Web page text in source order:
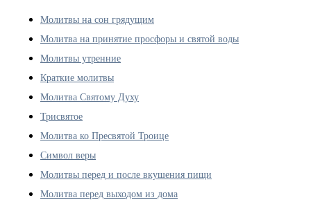
Молитвы на сон грядущим
Молитва на принятие просфоры и святой воды
Молитвы утренние
Краткие молитвы
Молитва Святому Духу
Трисвятое
Молитва ко Пресвятой Троице
Символ веры
Молитвы перед и после вкушения пищи
Молитва перед выходом из дома